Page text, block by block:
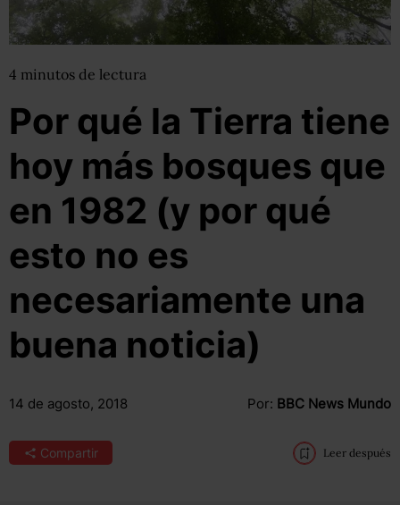
4 minutos de lectura
Por qué la Tierra tiene
hoy más bosques que
en 1982 (y por qué
esto no es
necesariamente una
buena noticia)
14 de agosto, 2018 Por: BBC News Mundo
Compartir Leer después